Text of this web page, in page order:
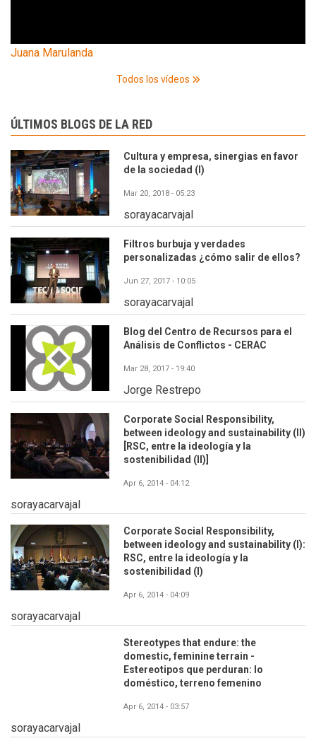
Juana Marulanda
Todos los vídeos
ÚLTIMOS BLOGS DE LA RED
Cultura y empresa, sinergias en favor
de la sociedad (I)
Mar 20, 2018 - 05:23
sorayacarvajal
Filtros burbuja y verdades
personalizadas ¿cómo salir de ellos?
Jun 27, 2017 - 10:05
sorayacarvajal
Blog del Centro de Recursos para el
Análisis de Conflictos - CERAC
Mar 28, 2017 - 19:40
Jorge Restrepo
Corporate Social Responsibility,
between ideology and sustainability (II)
[RSC, entre la ideología y la
sostenibilidad (II)]
Apr 6, 2014 - 04:12
sorayacarvajal
Corporate Social Responsibility,
between ideology and sustainability (I):
RSC, entre la ideología y la
sostenibilidad (I)
Apr 6, 2014 - 04:09
sorayacarvajal
Stereotypes that endure: the
domestic, feminine terrain -
Estereotipos que perduran: lo
doméstico, terreno femenino
Apr 6, 2014 - 03:57
sorayacarvajal